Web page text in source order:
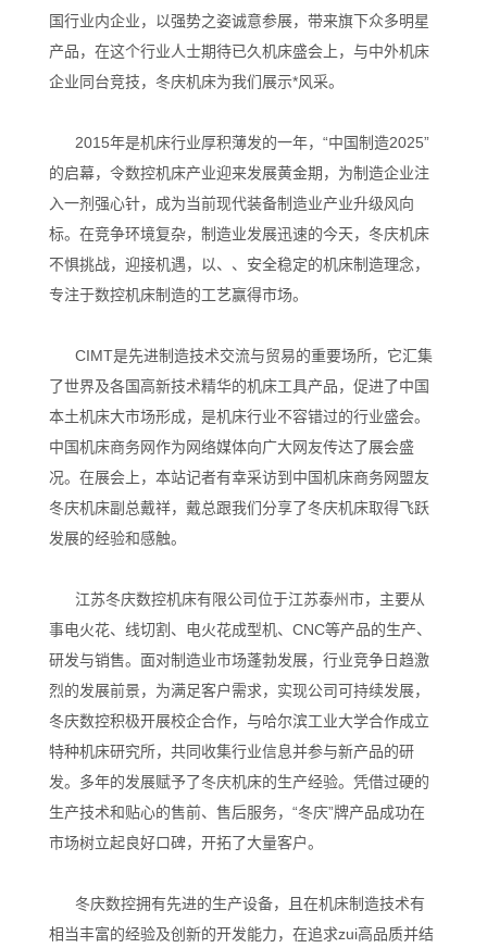
国行业内企业，以强势之姿诚意参展，带来旗下众多明星
产品，在这个行业人士期待已久机床盛会上，与中外机床
企业同台竞技，冬庆机床为我们展示*风采。
2015年是机床行业厚积薄发的一年，“中国制造2025”
的启幕，令数控机床产业迎来发展黄金期，为制造企业注
入一剂强心针，成为当前现代装备制造业产业升级风向
标。在竞争环境复杂，制造业发展迅速的今天，冬庆机床
不惧挑战，迎接机遇，以、、安全稳定的机床制造理念，
专注于数控机床制造的工艺赢得市场。
CIMT是先进制造技术交流与贸易的重要场所，它汇集
了世界及各国高新技术精华的机床工具产品，促进了中国
本土机床大市场形成，是机床行业不容错过的行业盛会。
中国机床商务网作为网络媒体向广大网友传达了展会盛
况。在展会上，本站记者有幸采访到中国机床商务网盟友
冬庆机床副总戴祥，戴总跟我们分享了冬庆机床取得飞跃
发展的经验和感触。
江苏冬庆数控机床有限公司位于江苏泰州市，主要从
事电火花、线切割、电火花成型机、CNC等产品的生产、
研发与销售。面对制造业市场蓬勃发展，行业竞争日趋激
烈的发展前景，为满足客户需求，实现公司可持续发展，
冬庆数控积极开展校企合作，与哈尔滨工业大学合作成立
特种机床研究所，共同收集行业信息并参与新产品的研
发。多年的发展赋予了冬庆机床的生产经验。凭借过硬的
生产技术和贴心的售前、售后服务，“冬庆”牌产品成功在
市场树立起良好口碑，开拓了大量客户。
冬庆数控拥有先进的生产设备，且在机床制造技术有
相当丰富的经验及创新的开发能力，在追求zui高品质并结